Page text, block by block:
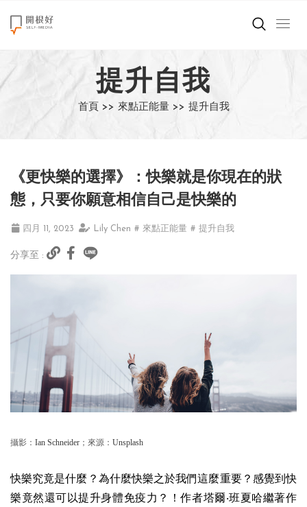
來點正能量
世界在想什麼
創造美好生活
職場商業經濟
影片專區
關於我們
提升自我
首頁 >> 來點正能量 >> 提升自我
《更快樂的選擇》：快樂就是你現在的狀
態，只要你願意相信自己是快樂的
四月 11, 2023 Lily Chen # 來點正能量 # 提升自我
分享至 :
攝影： Ian Schneider ；來源： Unsplash
快樂究竟是什麼？為什麼快樂之於我們這麼重要？感覺到快
樂竟然還可以提升身體免疫力？！作者塔爾‧班夏哈繼著作